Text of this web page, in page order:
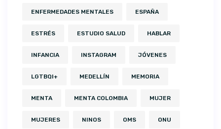
ENFERMEDADES MENTALES ESPAÑA
ESTRÉS ESTUDIO SALUD HABLAR
INFANCIA INSTAGRAM JÓVENES
LGTBQI+ MEDELLÍN MEMORIA
MENTA MENTA COLOMBIA MUJER
MUJERES NINOS OMS ONU